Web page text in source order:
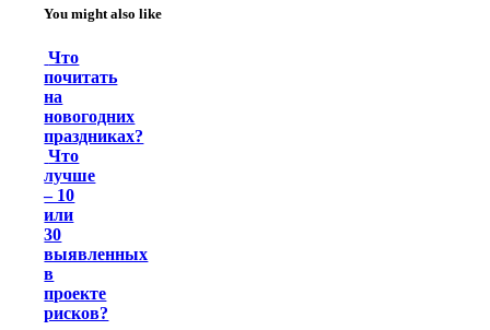
You might also like
Что
почитать
на
новогодних
праздниках?
Что
лучше
– 10
или
30
выявленных
в
проекте
рисков?